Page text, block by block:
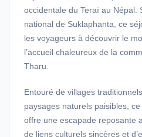
occidentale du Teraï au Népal.
national de Suklaphanta, ce
les voyageurs à découvrir le
l’accueil chaleureux de la
Tharu.
Entouré de villages
paysages naturels paisibles,
offre une escapade reposante
de liens culturels sincères et